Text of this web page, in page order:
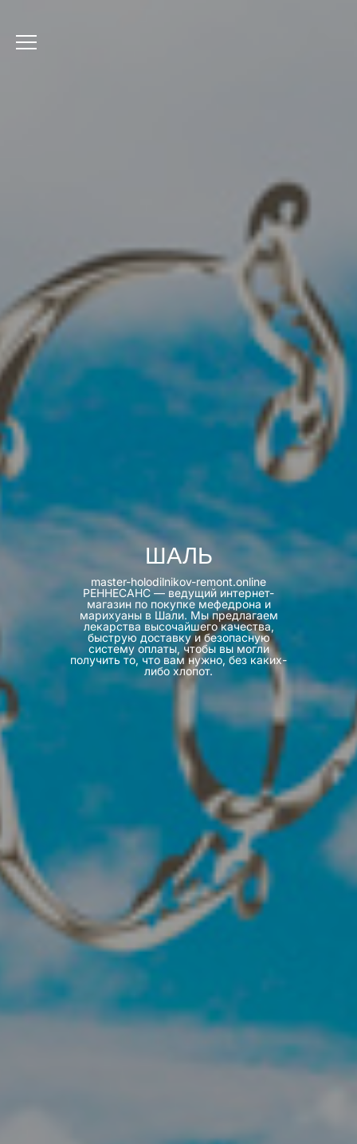
ШАЛЬ
master-holodilnikov-remont.online
РЕННЕСАНС — ведущий интернет-
магазин по покупке мефедрона и
марихуаны в Шали. Мы предлагаем
лекарства высочайшего качества,
быструю доставку и безопасную
систему оплаты, чтобы вы могли
получить то, что вам нужно, без каких-
либо хлопот.